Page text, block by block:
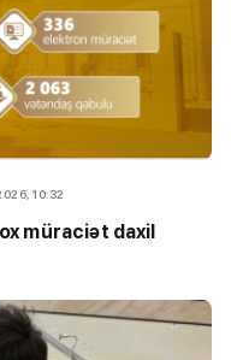
10:32
müraciət daxil